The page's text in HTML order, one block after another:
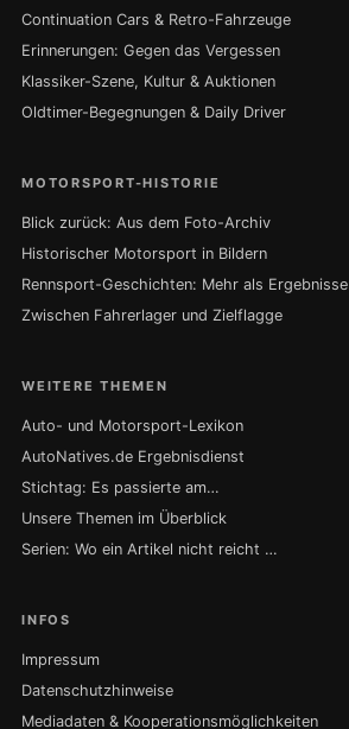
Continuation Cars & Retro-Fahrzeuge
Erinnerungen: Gegen das Vergessen
Klassiker-Szene, Kultur & Auktionen
Oldtimer-Begegnungen & Daily Driver
MOTORSPORT-HISTORIE
Blick zurück: Aus dem Foto-Archiv
Historischer Motorsport in Bildern
Rennsport-Geschichten: Mehr als Ergebnisse
Zwischen Fahrerlager und Zielflagge
WEITERE THEMEN
Auto- und Motorsport-Lexikon
AutoNatives.de Ergebnisdienst
Stichtag: Es passierte am…
Unsere Themen im Überblick
Serien: Wo ein Artikel nicht reicht …
INFOS
Impressum
Datenschutzhinweise
Mediadaten & Kooperationsmöglichkeiten